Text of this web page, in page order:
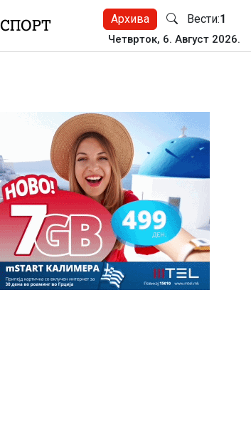
СПОРТ Архива Вести:1
Четврток, 6. Август 2026.